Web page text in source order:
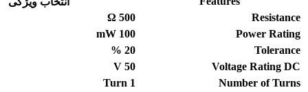
Resistance
500
Ω
Power Rating
100
mW
Tolerance
20
%
Voltage Rating DC
50
V
Number of Turns
1
Turn